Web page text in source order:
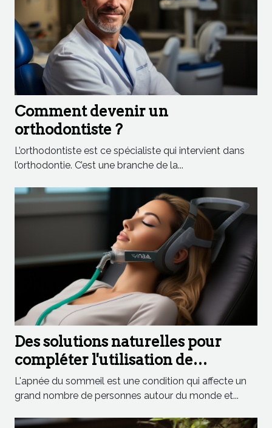
Comment devenir un
orthodontiste ?
L’orthodontiste est ce spécialiste qui intervient dans
l’orthodontie. C’est une branche de la...
Des solutions naturelles pour
compléter l'utilisation de
dispositifs médicaux contre
l'apnée du sommeil
L'apnée du sommeil est une condition qui affecte un
grand nombre de personnes autour du monde et...